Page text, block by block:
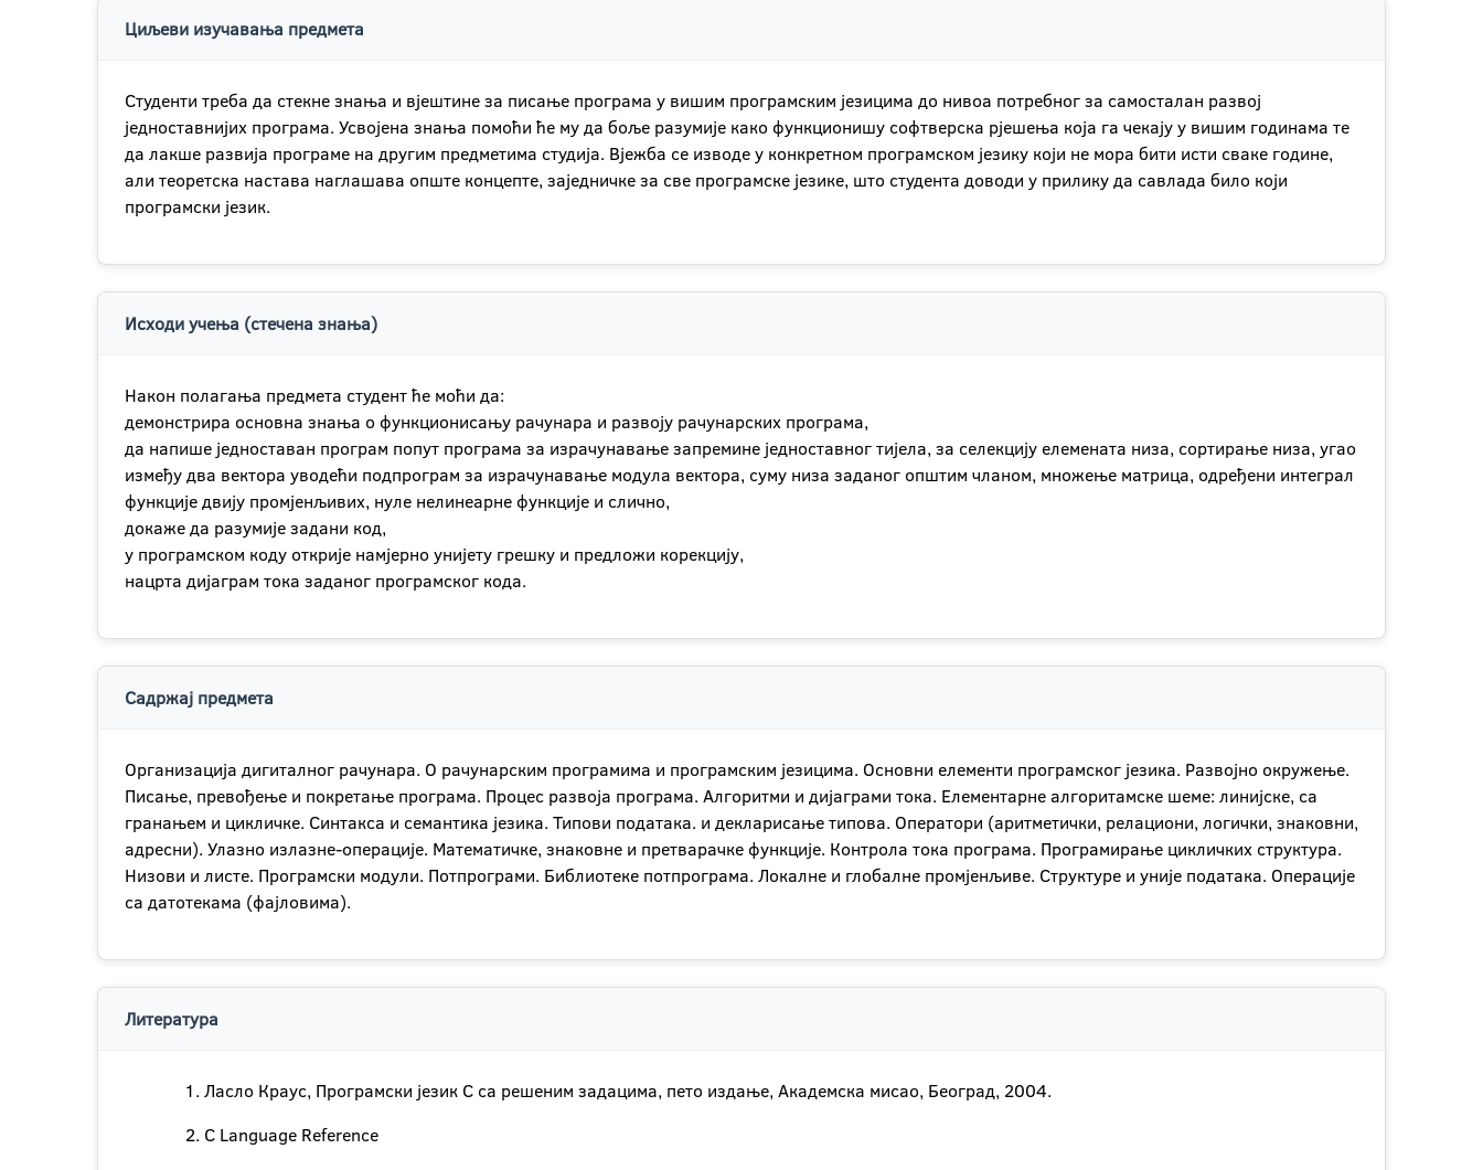
Циљеви изучавања предмета
Студенти треба да стекне знања и вјештине за писање програма у вишим програмским језицима до нивоа потребног за самосталан развој
једноставнијих програма. Усвојена знања помоћи ће му да боље разумије како функционишу софтверска рјешења која га чекају у вишим годинама те
да лакше развија програме на другим предметима студија. Вјежба се изводе у конкретном програмском језику који не мора бити исти сваке године,
али теоретска настава наглашава опште концепте, заједничке за све програмске језике, што студента доводи у прилику да савлада било који
програмски језик.
Исходи учења (стечена знања)
Након полагања предмета студент ће моћи да:
демонстрира основна знања о функционисању рачунара и развоју рачунарских програма,
да напише једноставан програм попут програма за израчунавање запремине једноставног тијела, за селекцију елемената низа, сортирање низа, угао
између два вектора уводећи подпрограм за израчунавање модула вектора, суму низа заданог општим чланом, множење матрица, одређени интеграл
функције двију промјенљивих, нуле нелинеарне функције и слично,
докаже да разумије задани код,
у програмском коду открије намјерно унијету грешку и предложи корекцију,
нацрта дијаграм тока заданог програмског кода.
Садржај предмета
Организација дигиталног рачунара. О рачунарским програмима и програмским језицима. Основни елементи програмског језика. Развојно окружење.
Писање, превођење и покретање програма. Процес развоја програма. Алгоритми и дијаграми тока. Елементарне алгоритамске шеме: линијске, са
гранањем и цикличке. Синтакса и семантика језика. Типови података. и декларисање типова. Оператори (аритметички, релациони, логички, знаковни,
адресни). Улазно излазне-операције. Математичке, знаковне и претварачке функције. Контрола тока програма. Програмирање цикличких структура.
Низови и листе. Програмски модули. Потпрограми. Библиотеке потпрограма. Локалне и глобалне промјенљиве. Структуре и уније података. Операције
са датотекама (фајловима).
Литература
Ласло Краус, Програмски језик С са решеним задацима, пето издање, Академска мисао, Београд, 2004.
C Language Reference